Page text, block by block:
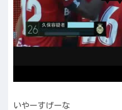
いやーすげーな